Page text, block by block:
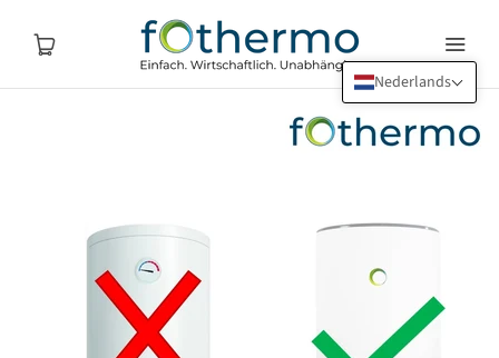
Nederlands